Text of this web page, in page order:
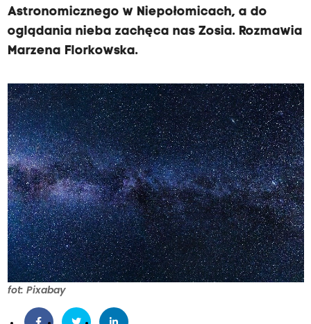
Astronomicznego w Niepołomicach, a do
oglądania nieba zachęca nas Zosia. Rozmawia
Marzena Florkowska.
fot: Pixabay